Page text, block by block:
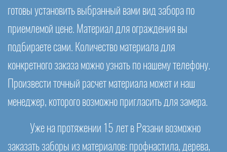
готовы установить выбранный вами вид забора по
приемлемой цене. Материал для ограждения вы
подбираете сами. Количество материала для
конкретного заказа можно узнать по нашему телефону.
Произвести точный расчет материала может и наш
менеджер, которого возможно пригласить для замера.
Уже на протяжении 15 лет в Рязани возможно
заказать заборы из материалов: профнастила, дерева,